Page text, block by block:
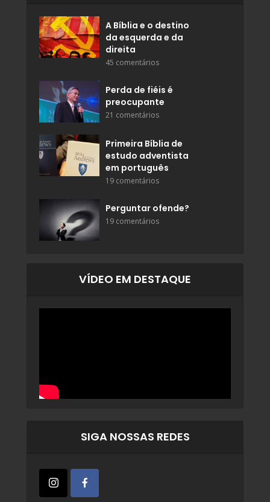
A Bíblia e o destino
da esquerda e da
direita
45 comentários
Perda de fiéis é
preocupante
21 comentários
Primeira Bíblia de
estudo adventista
em português
19 comentários
Perguntar ofende?
19 comentários
VÍDEO EM DESTAQUE
SIGA NOSSAS REDES